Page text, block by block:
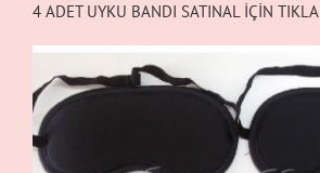
4 ADET UYKU BANDI SATINAL İÇİN TIKLA